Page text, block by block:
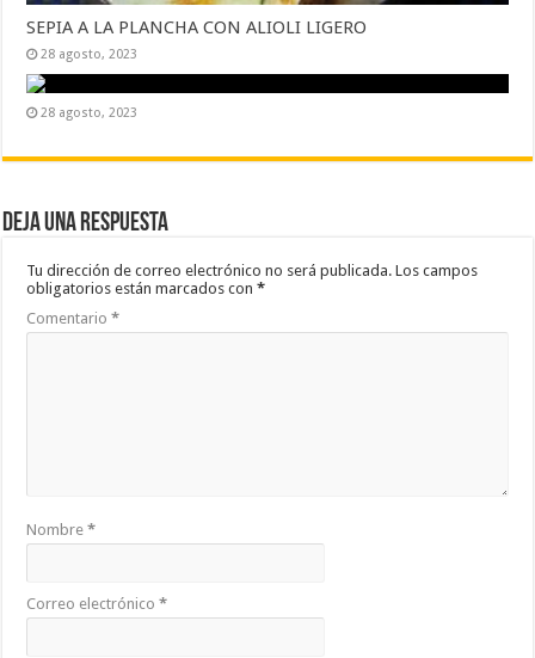
SEPIA A LA PLANCHA CON ALIOLI LIGERO
28 agosto, 2023
28 agosto, 2023
Deja una respuesta
Tu dirección de correo electrónico no será publicada. Los campos
obligatorios están marcados con*
Comentario*
Nombre*
Correo electrónico*